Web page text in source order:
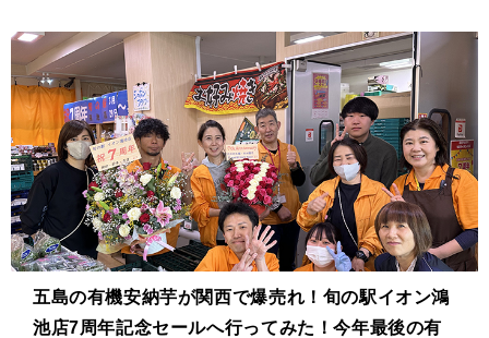
五島の有機安納芋が関西で爆売れ！旬の駅イオン鴻
池店7周年記念セールへ行ってみた！今年最後の有